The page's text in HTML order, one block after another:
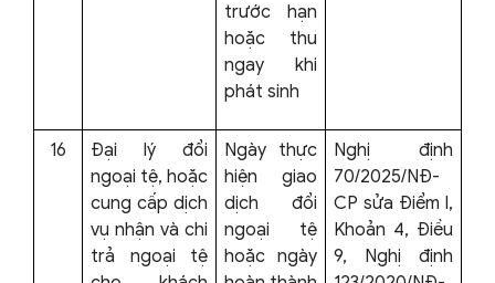
trước hạn
hoặc thu
ngay khi
phát sinh
16
Đại lý đổi
ngoại tệ, hoặc
cung cấp dịch
vụ nhận và chi
trả ngoại tệ
Ngày thực
hiện giao
dịch đổi
ngoại tệ
hoặc ngày
Nghị định
70/2025/NĐ-
CP sửa Điểm l,
Khoản 4, Điều
9, Nghị định